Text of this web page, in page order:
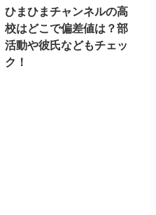
ひまひまチャンネルの高
校はどこで偏差値は？部
活動や彼氏などもチェッ
ク！